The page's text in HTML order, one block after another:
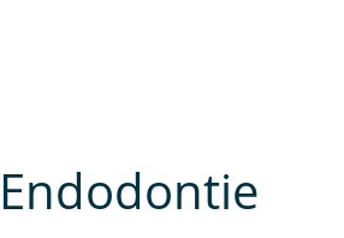
Endodontie